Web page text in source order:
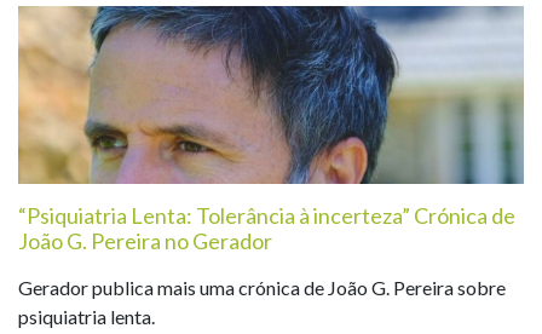
“Psiquiatria Lenta: Tolerância à incerteza” Crónica de
João G. Pereira no Gerador
Gerador publica mais uma crónica de João G. Pereira sobre
psiquiatria lenta.